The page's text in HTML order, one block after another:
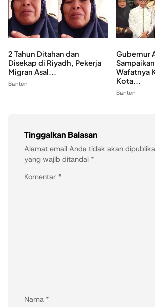
2 Tahun Ditahan dan
Disekap di Riyadh, Pekerja
Migran Asal...
Banten
Gubernur
Wafatnya
Kota...
Banten
Tinggalkan Balasan
Alamat email Anda tidak akan
yang wajib ditandai *
Komentar *
Nama *